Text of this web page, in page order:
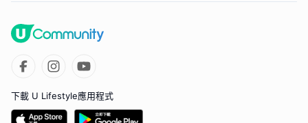
下載 U Lifestyle應用程式